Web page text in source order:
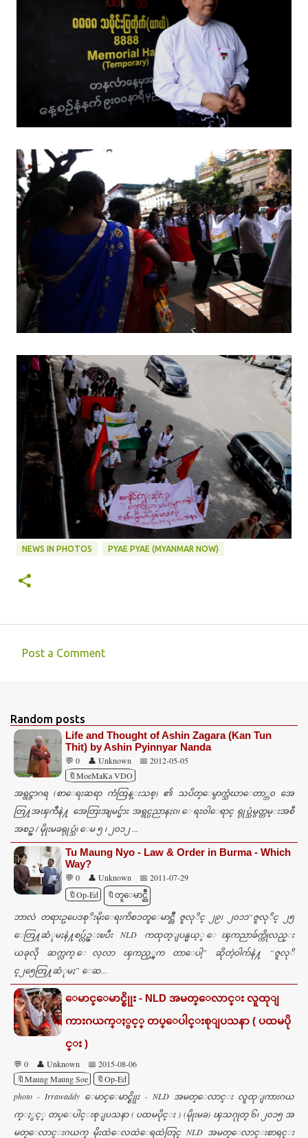
NEWS IN PHOTOS PYAE PYAE (MYANMAR NOW)
m
n
s
Post a Comment
Random posts
Life and Thought of Ashin Zagara (Kan Tun
Thit) by Ashin Pyinnyar Nanda
💬 0 👤 Unknown
📅 2012-05-05
🔖MoeMaKa VDO
အရွင္ဇာဂရ (စာေရးဆရာ ကံထြန္းသစ္) ၏ သပိတ္ေမွာက္သံဃာေတာ္ဘ၀ အေ
တြ႔အၾကဳံနဲ႔ အေတြးအျမင္မ်ား အရွင္ပညာနႏၵ၊ ေရႊ၀ါေရာင္ ရုုပ္သံမွတ္တမ္းအစီ
အစဥ္ / မိုုးမခရုုပ္သံ၊ ေမ ၅ ၊ ၂၀၁၂ ...
Tu Maung Nyo - Law & Order in Burma - Which
Way?
💬 0 👤 Unknown
📅 2011-07-29
🔖Op-Ed
🔖တူေမာင္ညိဳ
ဘာလဲ တရားဥပေဒစုိးမိုးေရးကိစၥတူေမာင္ညိဳ ဇူလုိင္ ၂၉၊ ၂၀၁၁“ဇူလုိင္ ၂၅
ေတြ႔ဆံုမႈနဲ႔စပ္လ်ဥ္းၿပီး NLD ကထုတ္ျပန္မယ့္ ေၾကညာခ်က္ကိုလည္း
ယခုလို ဆက္လက္ ေလ့လာ ၾကည့္ၾက တာေပါ့” ဆိုတဲ့ဝါက်နဲ႔ “ဇူလုိ
င္၂၅ေတြ႔ဆံုမႈ” ေဆ...
ေမာင္ေမာင္စိုုး - NLD အမတ္ေလာင္း လူထုျ
ကားဂယက္ႏွင့္ တပ္ေပါင္းစုျပသနာ ( ပထမပို
င္း )
💬 0 👤 Unknown
📅 2015-08-06
🔖Maung Maung Soe
🔖Op-Ed
photo - Irrawaddy ေမာင္ေမာင္စိုုး - NLD အမတ္ေလာင္း လူထုျကားဂယ
က္ႏွင့္ တပ္ေပါင္းစုျပသနာ ( ပထမပိုင္း ) (မိုုးမခ) ၾသဂုုတ္ ၆၊ ၂၀၁၅ အ
မတ္ေလာင္းဂယက္ မိုးထဲေလထဲေရထဲတြင္ NLD အမတ္ေလာင္းစာရင္း